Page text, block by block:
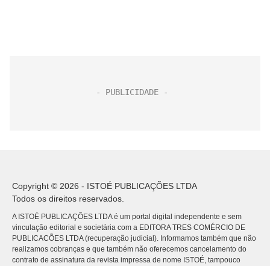
Copyright © 2026 - ISTOÉ PUBLICAÇÕES LTDA
Todos os direitos reservados.
A ISTOÉ PUBLICAÇÕES LTDA é um portal digital independente e sem
vinculação editorial e societária com a EDITORA TRES COMÉRCIO DE
PUBLICACÕES LTDA (recuperação judicial). Informamos também que não
realizamos cobranças e que também não oferecemos cancelamento do
contrato de assinatura da revista impressa de nome ISTOÉ, tampouco